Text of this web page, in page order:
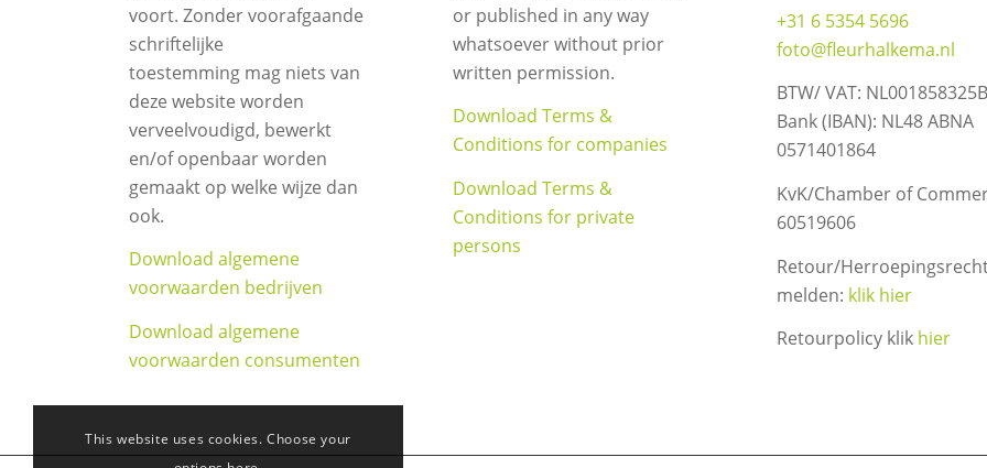
voort. Zonder voorafgaande
schriftelijke
toestemming mag niets van
deze website worden
verveelvoudigd, bewerkt
en/of openbaar worden
gemaakt op welke wijze dan
ook.
Download algemene
voorwaarden bedrijven
Download algemene
voorwaarden consumenten
or published in any way
whatsoever without prior
written permission.
Download Terms &
Conditions for companies
Download Terms &
Conditions for private
persons
+31 6 5354 5696
foto@fleurhalkema.nl
BTW/ VAT:
Bank (IBAN): NL48 ABNA
0571401864
KvK/Chamber of
60519606
Retour/
melden: klik hier
Retourpolicy klik hier
This website uses cookies. Choose your